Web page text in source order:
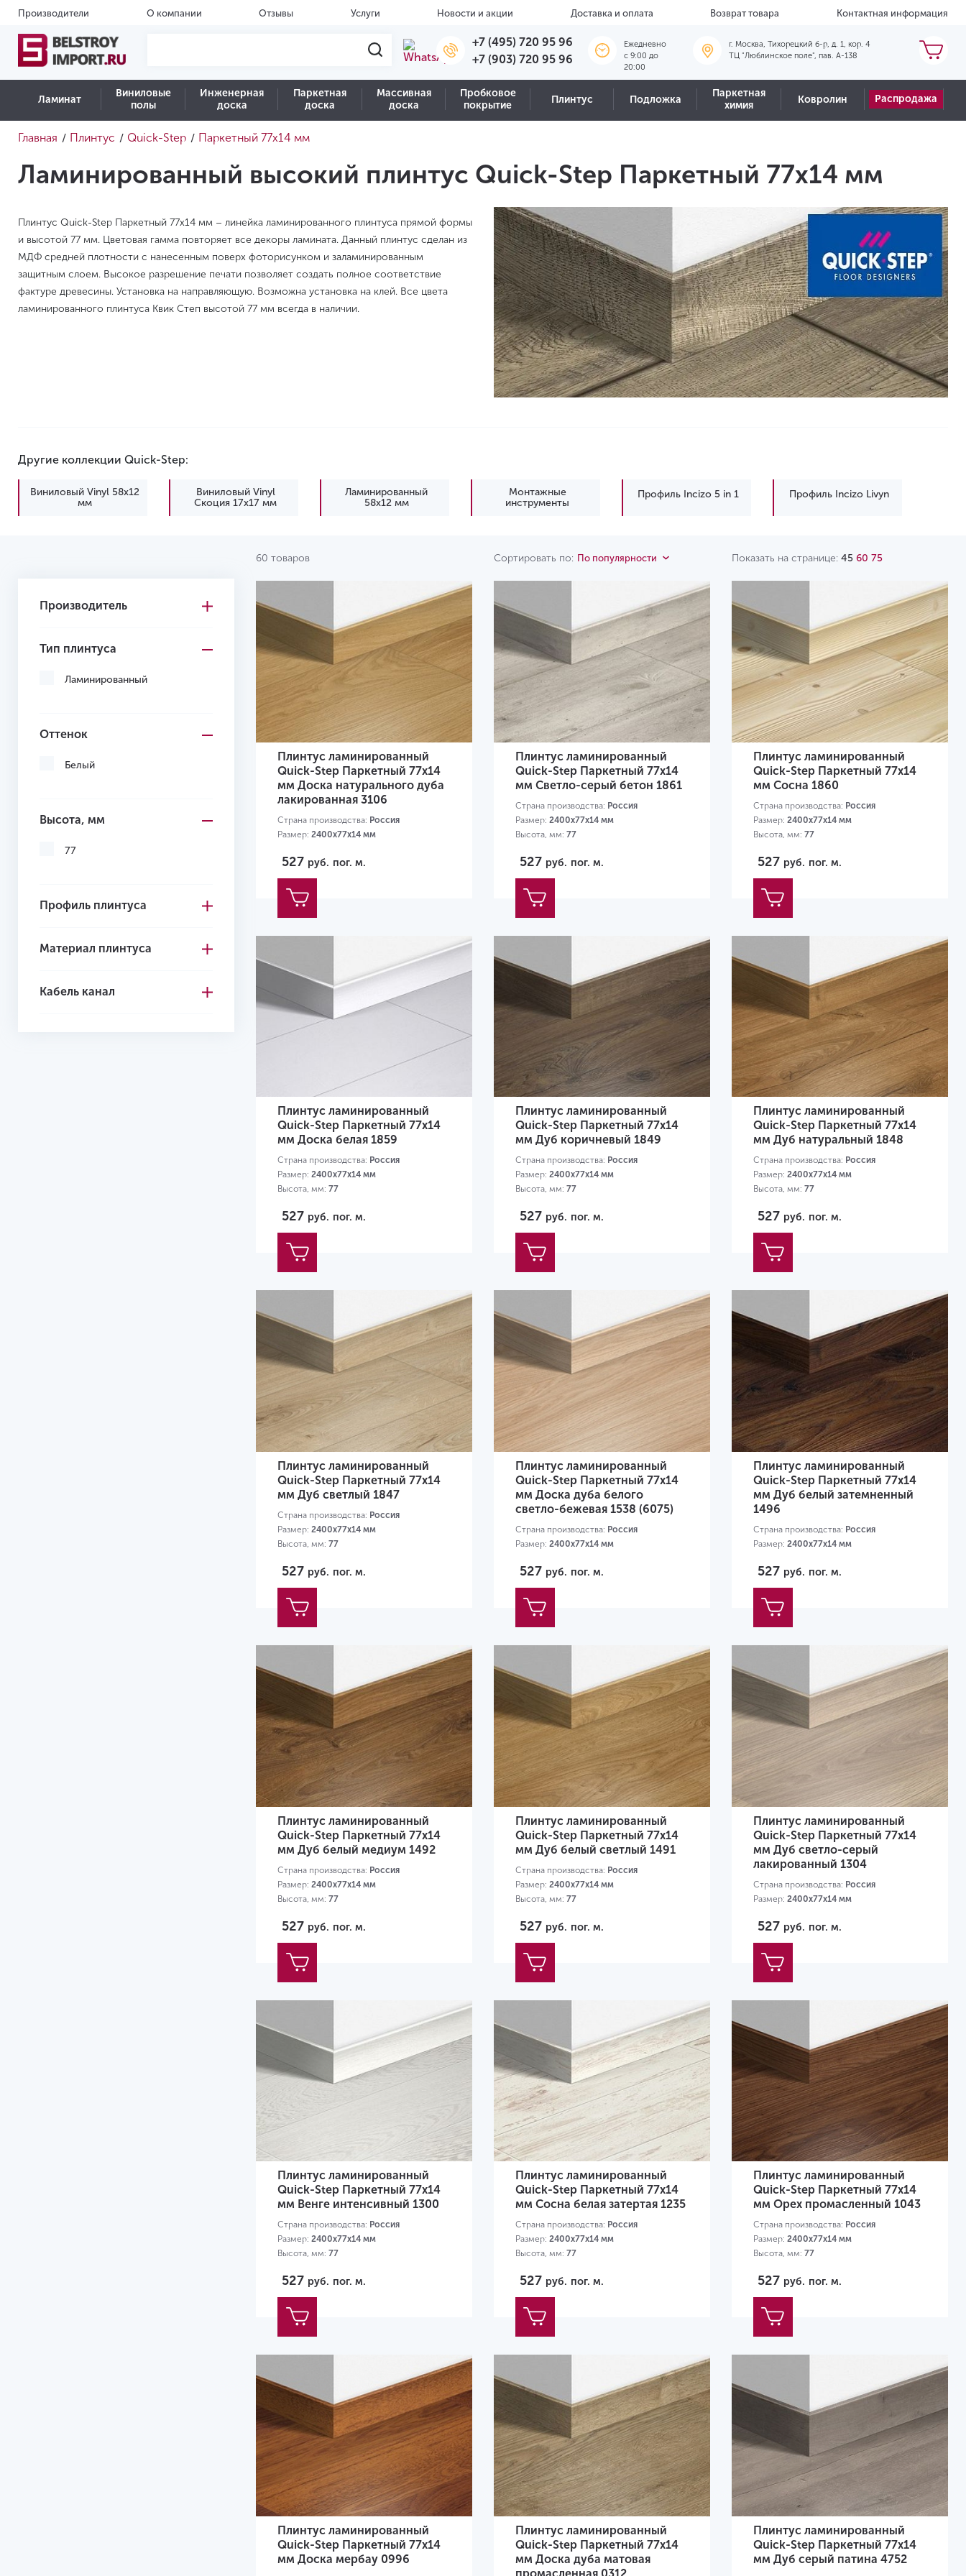
Производители О компании Отзывы Услуги Новости и акции Доставка и оплата Возврат товара Контактная информация
+7 (495) 720 95 96
+7 (903) 720 95 96
Ежедневно
c 9:00 до
20:00
г. Москва, Тихорецкий б-р, д. 1, кор. 4
ТЦ "Люблинское поле", пав. А-138
Ламинат
Виниловые
полы
Инженерная
доска
Паркетная
доска
Массивная
доска
Пробковое
покрытие
Плинтус Подложка
Паркетная
химия
Ковролин Распродажа
Главная / Плинтус / Quick-Step / Паркетный 77х14 мм
Ламинированный высокий плинтус Quick-Step Паркетный 77х14 мм
Плинтус Quick-Step Паркетный 77х14 мм – линейка ламинированного плинтуса прямой формы
и высотой 77 мм. Цветовая гамма повторяет все декоры ламината. Данный плинтус сделан из
МДФ средней плотности с нанесенным поверх фоторисунком и заламинированным
защитным слоем. Высокое разрешение печати позволяет создать полное соответствие
фактуре древесины. Установка на направляющую. Возможна установка на клей. Все цвета
ламинированного плинтуса Квик Степ высотой 77 мм всегда в наличии.
Другие коллекции Quick-Step:
Виниловый Vinyl 58х12
мм
Виниловый Vinyl
Скоция 17х17 мм
Ламинированный
58x12 мм
Монтажные
инструменты
Профиль Incizo 5 in 1 Профиль Incizo Livyn
60 товаров Сортировать по: По популярности Показать на странице: 45 60 75
Производитель
Тип плинтуса
Ламинированный
Оттенок
Белый
Высота, мм
77
Профиль плинтуса
Материал плинтуса
Кабель канал
Плинтус ламинированный
Quick-Step Паркетный 77х14
мм Доска натурального дуба
лакированная 3106
Страна производства: Россия
Размер: 2400х77х14 мм
527 руб. пог. м.
Плинтус ламинированный
Quick-Step Паркетный 77х14
мм Светло-серый бетон 1861
Страна производства: Россия
Размер: 2400х77х14 мм
Высота, мм: 77
527 руб. пог. м.
Плинтус ламинированный
Quick-Step Паркетный 77х14
мм Сосна 1860
Страна производства: Россия
Размер: 2400х77х14 мм
Высота, мм: 77
527 руб. пог. м.
Плинтус ламинированный
Quick-Step Паркетный 77х14
мм Доска белая 1859
Страна производства: Россия
Размер: 2400х77х14 мм
Высота, мм: 77
527 руб. пог. м.
Плинтус ламинированный
Quick-Step Паркетный 77х14
мм Дуб коричневый 1849
Страна производства: Россия
Размер: 2400х77х14 мм
Высота, мм: 77
527 руб. пог. м.
Плинтус ламинированный
Quick-Step Паркетный 77х14
мм Дуб натуральный 1848
Страна производства: Россия
Размер: 2400х77х14 мм
Высота, мм: 77
527 руб. пог. м.
Плинтус ламинированный
Quick-Step Паркетный 77х14
мм Дуб светлый 1847
Страна производства: Россия
Размер: 2400х77х14 мм
Высота, мм: 77
527 руб. пог. м.
Плинтус ламинированный
Quick-Step Паркетный 77х14
мм Доска дуба белого
светло-бежевая 1538 (6075)
Страна производства: Россия
Размер: 2400х77х14 мм
527 руб. пог. м.
Плинтус ламинированный
Quick-Step Паркетный 77х14
мм Дуб белый затемненный
1496
Страна производства: Россия
Размер: 2400х77х14 мм
527 руб. пог. м.
Плинтус ламинированный
Quick-Step Паркетный 77х14
мм Дуб белый медиум 1492
Страна производства: Россия
Размер: 2400х77х14 мм
Высота, мм: 77
527 руб. пог. м.
Плинтус ламинированный
Quick-Step Паркетный 77х14
мм Дуб белый светлый 1491
Страна производства: Россия
Размер: 2400х77х14 мм
Высота, мм: 77
527 руб. пог. м.
Плинтус ламинированный
Quick-Step Паркетный 77х14
мм Дуб светло-серый
лакированный 1304
Страна производства: Россия
Размер: 2400х77х14 мм
527 руб. пог. м.
Плинтус ламинированный
Quick-Step Паркетный 77х14
мм Венге интенсивный 1300
Страна производства: Россия
Размер: 2400х77х14 мм
Высота, мм: 77
527 руб. пог. м.
Плинтус ламинированный
Quick-Step Паркетный 77х14
мм Сосна белая затертая 1235
Страна производства: Россия
Размер: 2400х77х14 мм
Высота, мм: 77
527 руб. пог. м.
Плинтус ламинированный
Quick-Step Паркетный 77х14
мм Орех промасленный 1043
Страна производства: Россия
Размер: 2400х77х14 мм
Высота, мм: 77
527 руб. пог. м.
Плинтус ламинированный
Quick-Step Паркетный 77х14
мм Доска мербау 0996
Плинтус ламинированный
Quick-Step Паркетный 77х14
мм Доска дуба матовая
Плинтус ламинированный
Quick-Step Паркетный 77х14
мм Дуб серый патина 4752